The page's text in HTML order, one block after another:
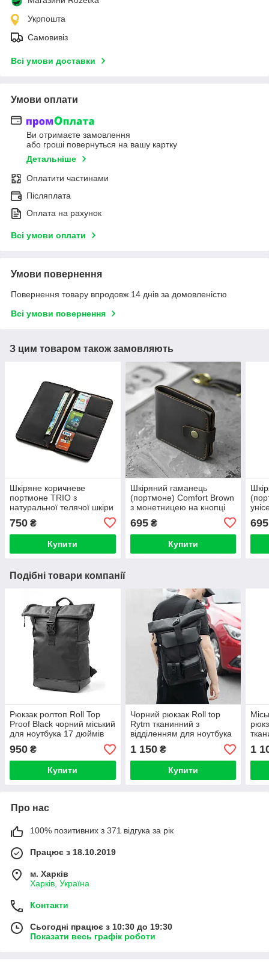
Укрпошта
Самовивіз
Всі умови доставки
Умови оплати
Ви отримаєте замовлення
або гроші повернуться на вашу картку
Детальніше
Оплатити частинами
Післяплата
Оплата на рахунок
Всі умови оплати
Умови повернення
Повернення товару впродовж 14 днів за домовленістю
Всі умови повернення
З цим товаром також замовляють
Шкіряне коричневе
портмоне TRIO з
натуральної телячої шкіри
ручної роботи Гаманець
Купюрник
750 ₴
Купити
Шкіряний гаманець
(портмоне) Comfort Brown
з монетницею на кнопці
темно-коричневий Crazy
Horse
695₴
Купити
695
Подібні товари компанії
Рюкзак ролтоп Roll Top
Proof Black чорний міський
для ноутбука 17 дюймів
(45х29х15)
950 ₴
Купити
Чорний рюкзак Roll top
Rytm тканинний з
відділенням для ноутбука
1 150₴
Купити
1
Про нас
100% позитивних з 371 відгука за рік
Працює з 18.10.2019
м. Харків
Харків, Україна
Контакти
Сьогодні працює з 10:30 до 19:30
Показати весь графік роботи